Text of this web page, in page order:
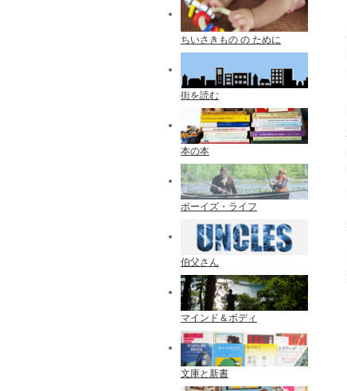
ちいさきもの の ために
街を読む
本の本
ボーイズ・ライフ
伯父さん
マインド＆ボディ
文庫と新書